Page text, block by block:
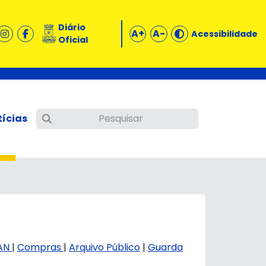
Diário
Oficial
A+ A- Acessibilidade
| Compras | Arquivo Público | Guarda